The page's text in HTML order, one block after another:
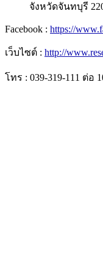
จังหวัดจันทบุรี
Facebook : https://
เว็บไซต์ : http://
โทร : 039-319-111 ต่อ